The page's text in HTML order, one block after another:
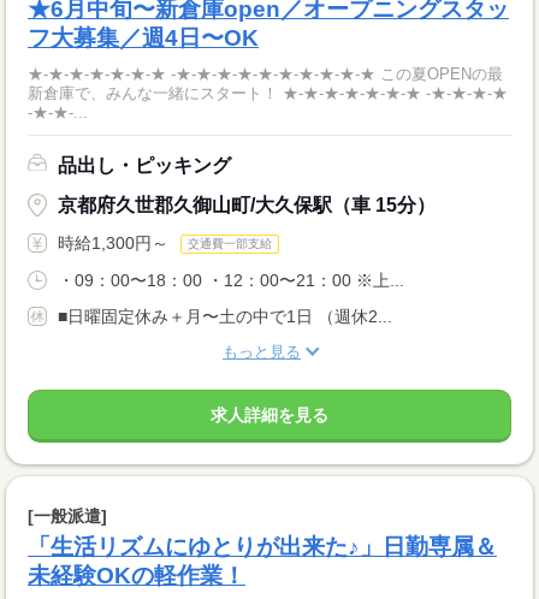
★6月中旬〜新倉庫open／オープニングスタッ
フ大募集／週4日〜OK
★-★-★-★-★-★-★ -★-★-★-★-★-★-★-★-★-★ この夏OPENの最
新倉庫で、みんな一緒にスタート！ ★-★-★-★-★-★-★ -★-★-★-★
-★-★-...
品出し・ピッキング
京都府久世郡久御山町/大久保駅（車 15分）
時給1,300円～ 交通費一部支給
・09：00〜18：00 ・12：00〜21：00 ※上...
■日曜固定休み＋月〜土の中で1日 （週休2...
もっと見る
求人詳細を見る
[一般派遣]
「生活リズムにゆとりが出来た♪」日勤専属＆
未経験OKの軽作業！